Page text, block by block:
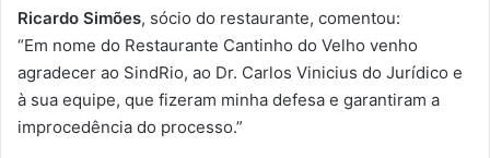
Ricardo Simões, sócio do restaurante, comentou:
“Em nome do Restaurante Cantinho do Velho venho
agradecer ao SindRio, ao Dr. Carlos Vinicius do Jurídico e
à sua equipe, que fizeram minha defesa e garantiram a
improcedência do processo.”